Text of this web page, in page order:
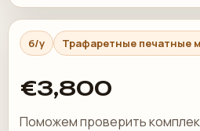
б/у Трафаретные печатные
€3,800
Поможем проверить